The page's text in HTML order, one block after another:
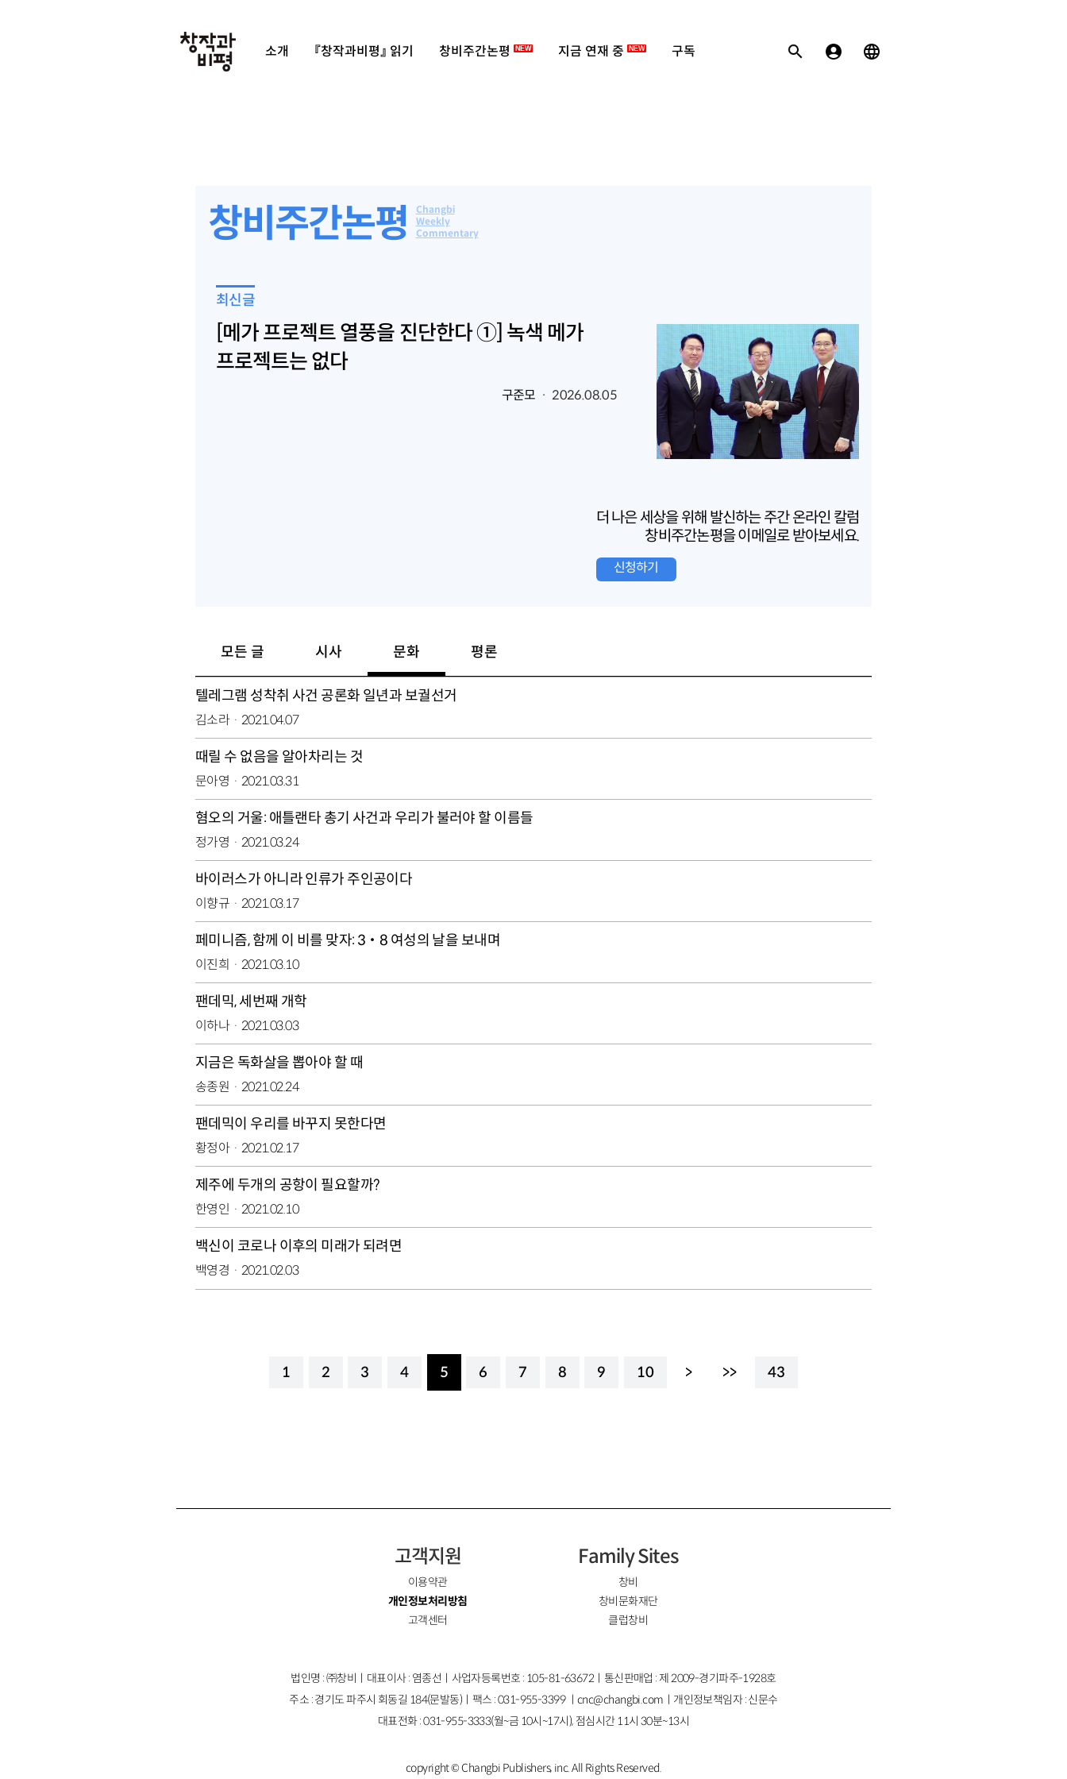
소개 『창작과비평』 읽기 창비주간논평 NEW 지금 연재 중 NEW 구독
창비주간논평Changbi
Weekly
Commentary
최신글
[메가 프로젝트 열풍을 진단한다 ①] 녹색 메가
프로젝트는 없다
구준모 · 2026.08.05
더 나은 세상을 위해 발신하는 주간 온라인 칼럼
창비주간논평을 이메일로 받아보세요.
신청하기
모든 글 시사 문화 평론
텔레그램 성착취 사건 공론화 일년과 보궐선거
김소라 2021.04.07
때릴 수 없음을 알아차리는 것
문아영 2021.03.31
혐오의 거울: 애틀랜타 총기 사건과 우리가 불러야 할 이름들
정가영 2021.03.24
바이러스가 아니라 인류가 주인공이다
이향규 2021.03.17
페미니즘, 함께 이 비를 맞자: 3‧8 여성의 날을 보내며
이진희 2021.03.10
팬데믹, 세번째 개학
이하나 2021.03.03
지금은 독화살을 뽑아야 할 때
송종원 2021.02.24
팬데믹이 우리를 바꾸지 못한다면
황정아 2021.02.17
제주에 두개의 공항이 필요할까?
한영인 2021.02.10
백신이 코로나 이후의 미래가 되려면
백영경 2021.02.03
1 2 3 4 5 6 7 8 9 10 > >> 43
고객지원
이용약관
개인정보처리방침
고객센터
Family Sites
창비
창비문화재단
클럽창비
법인명 : ㈜창비ㅣ대표이사 : 염종선ㅣ사업자등록번호 : 105-81-63672ㅣ통신판매업 : 제 2009-경기파주-1928호
주소 : 경기도 파주시 회동길 184(문발동)ㅣ팩스 : 031-955-3399 ㅣcnc@changbi.com ㅣ개인정보책임자 : 신문수
대표전화 : 031-955-3333(월~금 10시~17시), 점심시간 11시 30분~13시
copyright © Changbi Publishers, inc. All Rights Reserved.